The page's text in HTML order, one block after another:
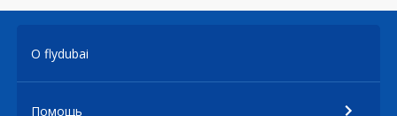
О flydubai
Помощь